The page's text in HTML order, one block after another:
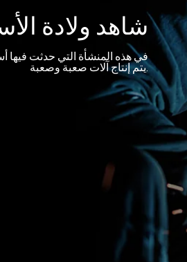
شاهد ولادة
في هذه المنشأة التي حدثت فيها
يتم إنتاج آلات صعبة وصعبة.